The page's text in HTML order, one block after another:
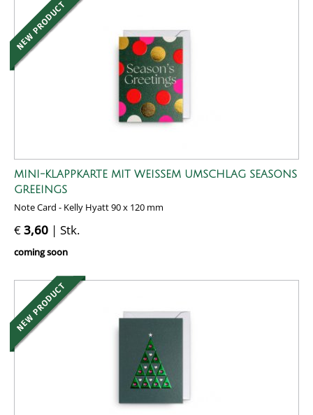
MINI-KLAPPKARTE MIT WEISSEM UMSCHLAG SEASONS G
REEINGS
Note Card - Kelly Hyatt 90 x 120 mm
€3,60 | Stk.
coming soon